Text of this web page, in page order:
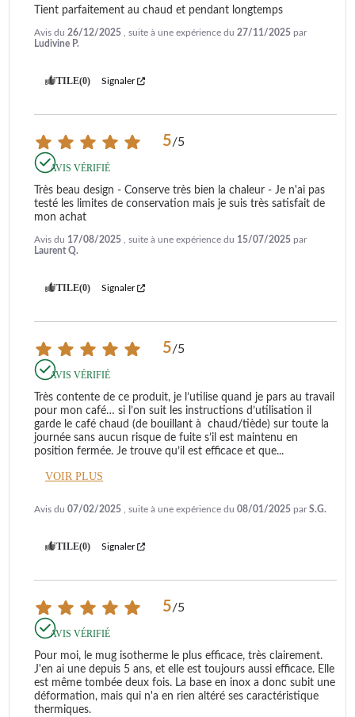
Tient parfaitement au chaud et pendant longtemps
Avis du 26/12/2025 , suite à une expérience du 27/11/2025 par
Ludivine P.
UTILE(0) Signaler
5/5
AVIS VÉRIFIÉ
Très beau design - Conserve très bien la chaleur - Je n'ai pas
testé les limites de conservation mais je suis très satisfait de
mon achat
Avis du 17/08/2025 , suite à une expérience du 15/07/2025 par
Laurent Q.
UTILE(0) Signaler
5/5
AVIS VÉRIFIÉ
Très contente de ce produit, je l’utilise quand je pars au travail
pour mon café… si l’on suit les instructions d’utilisation il
garde le café chaud (de bouillant à  chaud/tiède) sur toute la
journée sans aucun risque de fuite s’il est maintenu en
position fermée. Je trouve qu’il est efficace et que...
VOIR PLUS
Avis du 07/02/2025 , suite à une expérience du 08/01/2025 parS.G.
UTILE(0) Signaler
5/5
AVIS VÉRIFIÉ
Pour moi, le mug isotherme le plus efficace, très clairement.
J'en ai une depuis 5 ans, et elle est toujours aussi efficace. Elle
est même tombée deux fois. La base en inox a donc subit une
déformation, mais qui n'a en rien altéré ses caractéristique
thermiques.